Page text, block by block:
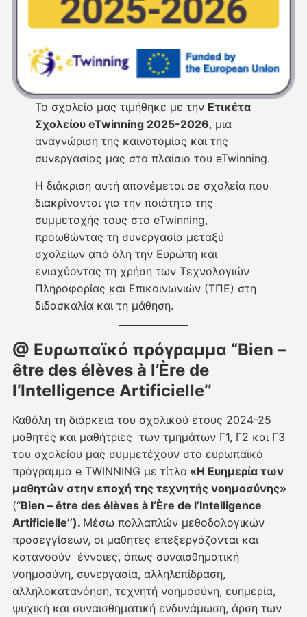
Το σχολείο μας τιμήθηκε με την Ετικέτα
Σχολείου eTwinning 2025-2026, μια
αναγνώριση της καινοτομίας και της
συνεργασίας μας στο πλαίσιο του eTwinning.
Η διάκριση αυτή απονέμεται σε σχολεία που
διακρίνονται για την ποιότητα της
συμμετοχής τους στο eTwinning,
προωθώντας τη συνεργασία μεταξύ
σχολείων από όλη την Ευρώπη και
ενισχύοντας τη χρήση των Τεχνολογιών
Πληροφορίας και Επικοινωνιών (ΤΠΕ) στη
διδασκαλία και τη μάθηση.
@ Ευρωπαϊκό πρόγραμμα “Βien –
être des élèves à l’Ère de
l’Intelligence Artificielle’’
Καθόλη τη διάρκεια του σχολικού έτους 2024-25
μαθητές και μαθήτριες των τμημάτων Γ1, Γ2 και Γ3
του σχολείου μας συμμετέχουν στο ευρωπαϊκό
πρόγραμμα e TWINNING με τίτλο «Η Ευημερία των
μαθητών στην εποχή της τεχνητής νοημοσύνης»
(“Βien – être desélèvesà l‘Ère de l’Intelligence
Artificielle’’). Μέσω πολλαπλών μεθοδολογικών
προσεγγίσεων, οι μαθητες επεξεργάζονται και
κατανοούν έννοιες, όπως συναισθηματική
νοημοσύνη, συνεργασία, αλληλεπίδραση,
αλληλοκατανόηση, τεχνητή νοημοσύνη, ευημερία,
ψυχική και συναισθηματική ενδυνάμωση, άρση των